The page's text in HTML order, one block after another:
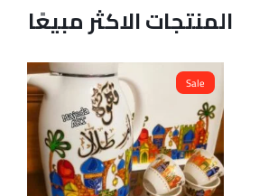
المنتجات الاكثر مبيعًا
Sale